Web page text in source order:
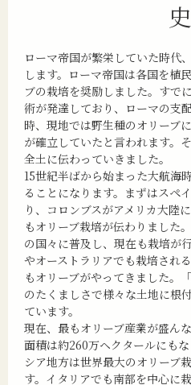
史
ローマ帝国が繁栄していた時代
します。ローマ帝国は各国を植
ブの栽培を奨励しました。すで
術が発達しており、ローマの支
時、現地では野生種のオリーブ
が確立していたと言われます。
全土に伝わっていきました。
15世紀半ばから始まった大航海
ることになります。まずはスペ
り、コロンブスがアメリカ大陸
もオリーブ栽培が伝わりました
の国々に普及し、現在も栽培が
やオーストラリアでも栽培され
もオリーブがやってきました。
のたくましさで様々な土地に根
ています。
現在、最もオリーブ産業が盛ん
面積は約260万ヘクタールにも
シア地方は世界最大のオリーブ
す。イタリアでも南部を中心に